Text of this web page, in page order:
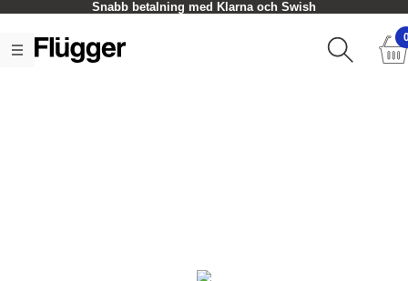
Snabb betalning med Klarna och Swish